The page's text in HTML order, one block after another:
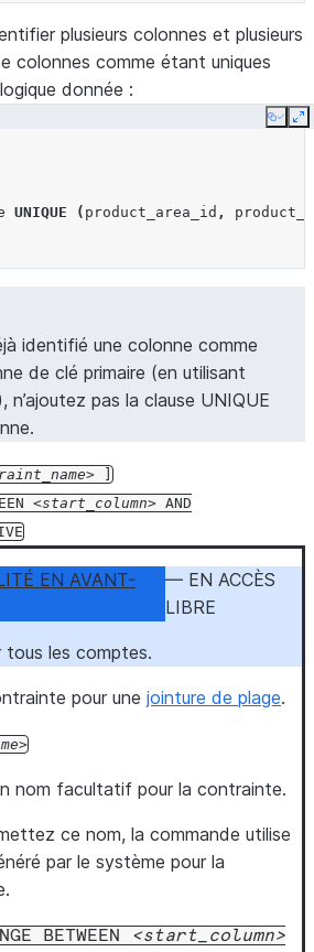
plusieurs colonnes et plusieurs
colonnes comme étant uniques
donnée :
Copy
UNIQUE ( product_area_id ,
identifié une colonne comme
de clé primaire (en utilisant
n’ajoutez pas la clause UNIQUE
]
start_column
AND
EN AVANT-
— EN ACCÈS
LIBRE
tous les comptes.
pour une jointure de plage.
nom facultatif pour la contrainte.
ce nom, la commande utilise
par le système pour la
BETWEEN
start_column